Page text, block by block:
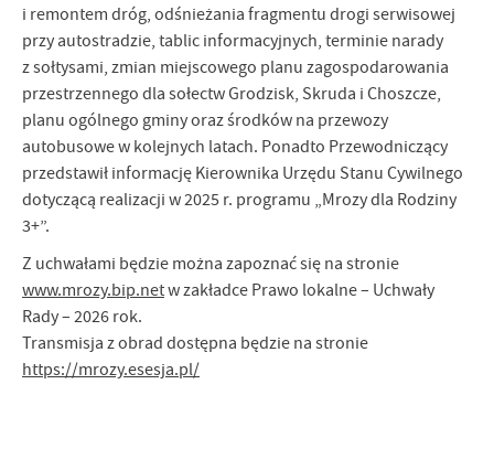
i remontem dróg, odśnieżania fragmentu drogi serwisowej
przy autostradzie, tablic informacyjnych, terminie narady
z sołtysami, zmian miejscowego planu zagospodarowania
przestrzennego dla sołectw Grodzisk, Skruda i Choszcze,
planu ogólnego gminy oraz środków na przewozy
autobusowe w kolejnych latach. Ponadto Przewodniczący
przedstawił informację Kierownika Urzędu Stanu Cywilnego
dotyczącą realizacji w 2025 r. programu „Mrozy dla Rodziny
3+”.
Z uchwałami będzie można zapoznać się na stronie
www.mrozy.bip.netw zakładce Prawo lokalne – Uchwały
Rady – 2026 rok.
Transmisja z obrad dostępna będzie na stronie
https://mrozy.esesja.pl/